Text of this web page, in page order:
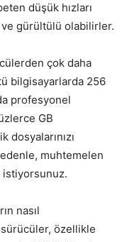
düşük hızları
gürültülü olabilirler.
çok daha
bilgisayarlarda 256
profesyonel
GB
muhtemelen
istiyorsunuz.
nasıl
sürücüler, özellikle